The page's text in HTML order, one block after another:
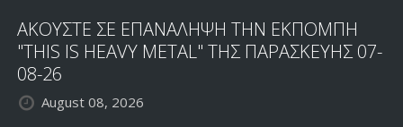
ΜΕΣΑ
ΤΟΥ
ΑΚΟΥΣΤΕ ΣΕ ΕΠΑΝΑΛΗΨΗ ΤΗΝ ΕΚΠΟΜΠΗ
"THIS IS HEAVY METAL" ΤΗΣ ΠΑΡΑΣΚΕΥΗΣ 07-
08-26
August 08, 2026